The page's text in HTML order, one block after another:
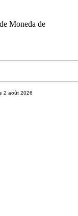
Moneda de
2 août 2026